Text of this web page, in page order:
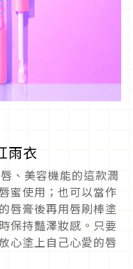
雨衣
、美容機能的這款潤
蜜使用；也可以當作
唇膏後再用唇刷棒塗
保持豔澤妝感。只要
心塗上自己心愛的唇